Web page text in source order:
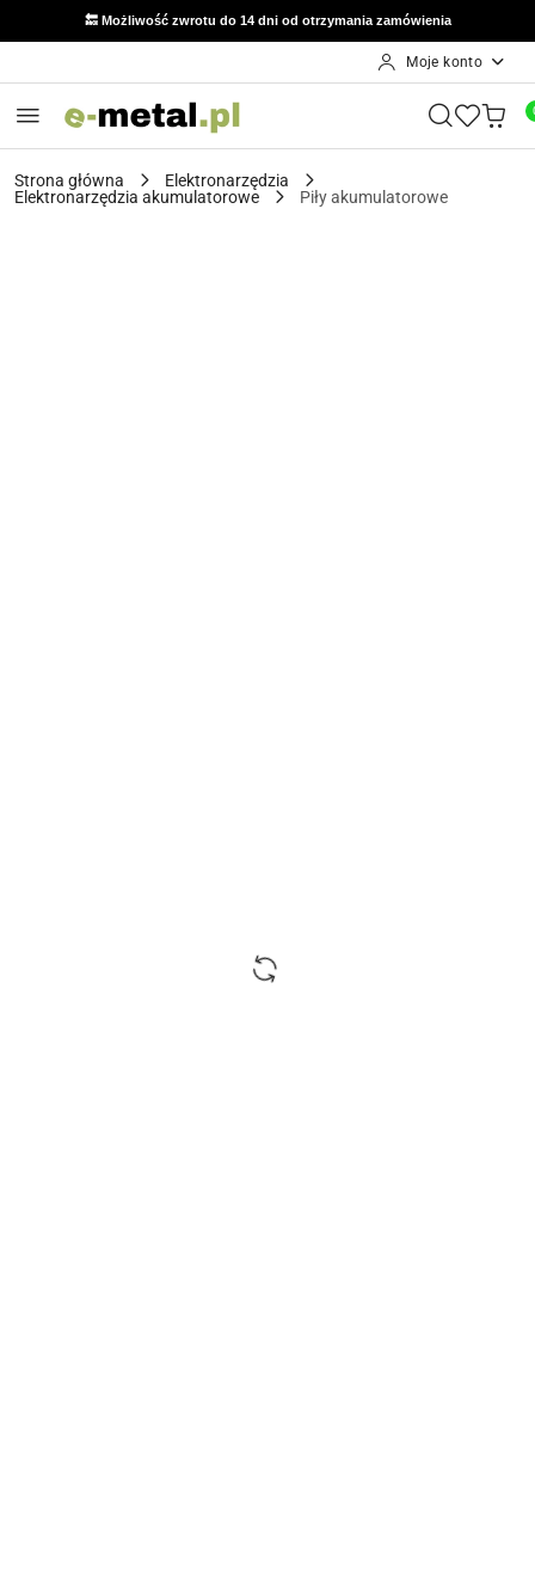
🔙 Możliwość zwrotu do 14 dni od otrzymania zamówienia
Moje konto
Strona główna
Elektronarzędzia
Elektronarzędzia akumulatorowe
Piły akumulatorowe